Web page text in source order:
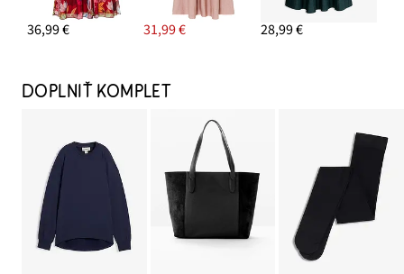
36,99 € 31,99 € 28,99 €
DOPLNIŤ KOMPLET